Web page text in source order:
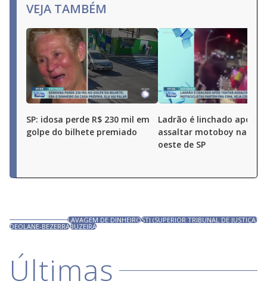
VEJA TAMBÉM
SP: idosa perde R$ 230 mil em
golpe do bilhete premiado
Ladrão é linchado após
assaltar motoboy na
oeste de SP
LAVAGEM DE DINHEIROSTJ (SUPERIOR TRIBUNAL DE JUSTIÇA)
DEOLANE-BEZERRABUZEIRA
Últimas